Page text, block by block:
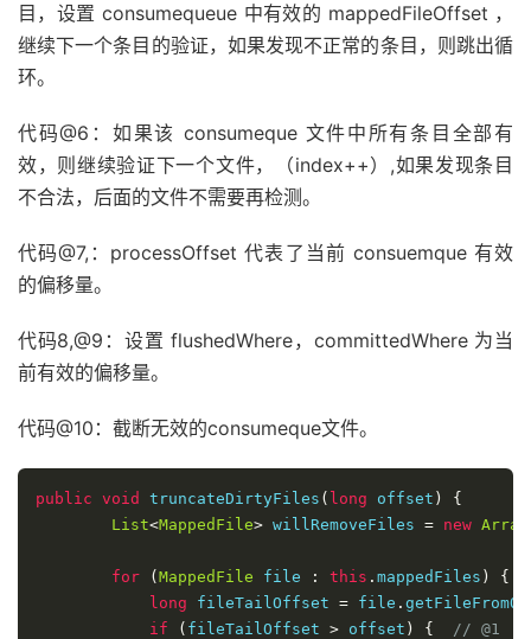
this.consumeQueueExt.
}
目，设置 consumequeue 中有效的 mappedFileOffset ，
继续下一个条目的验证，如果发现不正常的条目，则跳出循
环。
代码@6：如果该 consumeque 文件中所有条目全部有
效，则继续验证下一个文件，（index++）,如果发现条目
不合法，后面的文件不需要再检测。
代码@7,：processOffset 代表了当前 consuemque 有效
的偏移量。
代码8,@9：设置 flushedWhere，committedWhere 为当
前有效的偏移量。
代码@10：截断无效的consumeque文件。
public void truncateDirtyFiles ( long offset )
{
List<MappedFile> willRemoveFiles = new
for ( MappedFile file : this . mappedFiles )
{
long fileTailOffset = file .
if
( fileTailOffset > offset ) {
// @1